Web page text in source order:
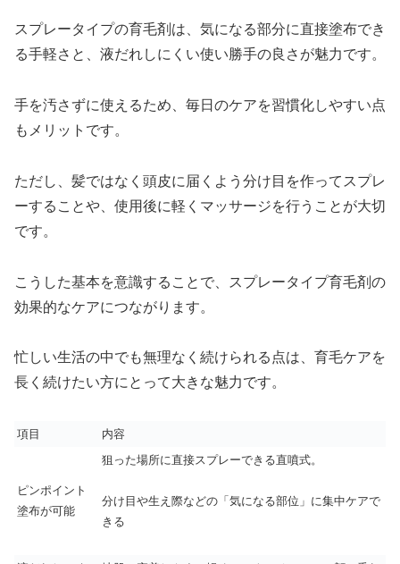
スプレータイプの育毛剤は、気になる部分に直接塗布でき
る手軽さと、液だれしにくい使い勝手の良さが魅力です。
手を汚さずに使えるため、毎日のケアを習慣化しやすい点
もメリットです。
ただし、髪ではなく頭皮に届くよう分け目を作ってスプレ
ーすることや、使用後に軽くマッサージを行うことが大切
です。
こうした基本を意識することで、スプレータイプ育毛剤の
効果的なケアにつながります。
忙しい生活の中でも無理なく続けられる点は、育毛ケアを
長く続けたい方にとって大きな魅力です。
項目 内容
ピンポイント
塗布が可能
狙った場所に直接スプレーできる直噴式。
分け目や生え際などの「気になる部位」に集中ケアで
きる